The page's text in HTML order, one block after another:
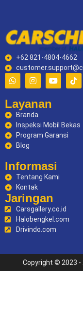
+62 821-4804-4662
Layanan
Branda
Inspeksi Mobil Bekas
Program Garansi
Blog
Informasi
Tentang Kami
Kontak
Jaringan
Carsgallery.co.id
Halobengkel.com
Drivindo.com
Copyright © 2023 -